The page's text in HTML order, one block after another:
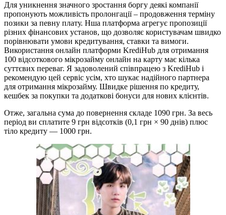
Для уникнення значного зростання боргу деякі компанії
пропонують можливість пролонгації – продовження терміну
позики за певну плату. Нша платформа агрегує пропозиції
різних фінансових установ, що дозволяє користувачам швидко
порівнювати умови кредитування, ставки та вимоги.
Використання онлайн платформи KrediHub для отримання
100 відсоткового мікрозайму онлайн на карту має кілька
суттєвих переваг. Я задоволений співпрацею з KrediHub і
рекомендую цей сервіс усім, хто шукає надійного партнера
для отримання мікрозайму. Швидке рішення по кредиту,
кешбек за покупки та додаткові бонуси для нових клієнтів.
Отже, загальна сума до повернення складе 1090 грн. За весь
період ви сплатите 9 грн відсотків (0,1 грн × 90 днів) плюс
тіло кредиту — 1000 грн.